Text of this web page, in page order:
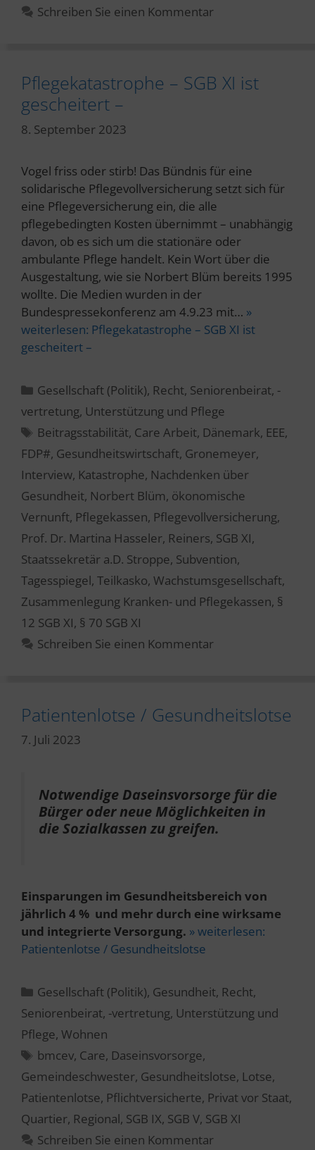
Schreiben Sie einen Kommentar
Pflegekatastrophe – SGB XI ist
gescheitert –
8. September 2023
Vogel friss oder stirb! Das Bündnis für eine
solidarische Pflegevollversicherung setzt sich für
eine Pflegeversicherung ein, die alle
pflegebedingten Kosten übernimmt – unabhängig
davon, ob es sich um die stationäre oder
ambulante Pflege handelt. Kein Wort über die
Ausgestaltung, wie sie Norbert Blüm bereits 1995
wollte. Die Medien wurden in der
Bundespressekonferenz am 4.9.23 mit… »
weiterlesen: Pflegekatastrophe – SGB XI ist
gescheitert –
Kategorien
Gesellschaft (Politik), Recht, Seniorenbeirat, -
vertretung, Unterstützung und Pflege
Schlagwörter
Beitragsstabilität, Care Arbeit, Dänemark, EEE,
FDP#, Gesundheitswirtschaft, Gronemeyer,
Interview, Katastrophe, Nachdenken über
Gesundheit, Norbert Blüm, ökonomische
Vernunft, Pflegekassen, Pflegevollversicherung,
Prof. Dr. Martina Hasseler, Reiners, SGB XI,
Staatssekretär a.D. Stroppe, Subvention,
Tagesspiegel, Teilkasko, Wachstumsgesellschaft,
Zusammenlegung Kranken- und Pflegekassen, §
12 SGB XI, § 70 SGB XI
Schreiben Sie einen Kommentar
Patientenlotse / Gesundheitslotse
7. Juli 2023
Notwendige Daseinsvorsorge für die
Bürger oder neue Möglichkeiten in
die Sozialkassen zu greifen.
Einsparungen im Gesundheitsbereich von
jährlich 4 % und mehr durch eine wirksame
und integrierte Versorgung. » weiterlesen:
Patientenlotse / Gesundheitslotse
Kategorien
Gesellschaft (Politik), Gesundheit, Recht,
Seniorenbeirat, -vertretung, Unterstützung und
Pflege, Wohnen
Schlagwörter
bmcev, Care, Daseinsvorsorge,
Gemeindeschwester, Gesundheitslotse, Lotse,
Patientenlotse, Pflichtversicherte, Privat vor Staat,
Quartier, Regional, SGB IX, SGB V, SGB XI
Schreiben Sie einen Kommentar